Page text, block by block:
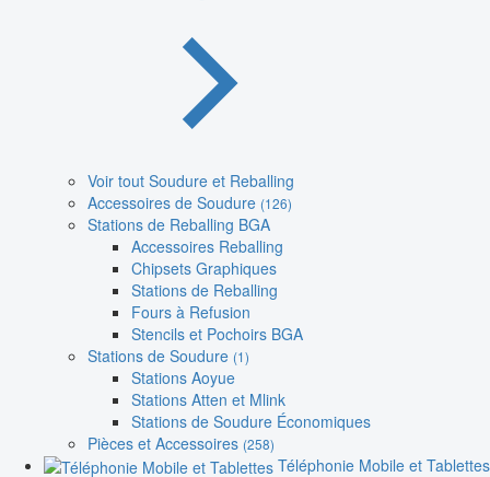
Voir tout Soudure et Reballing
Accessoires de Soudure (126)
Stations de Reballing BGA
Accessoires Reballing
Chipsets Graphiques
Stations de Reballing
Fours à Refusion
Stencils et Pochoirs BGA
Stations de Soudure (1)
Stations Aoyue
Stations Atten et Mlink
Stations de Soudure Économiques
Pièces et Accessoires (258)
Téléphonie Mobile et Tablettes